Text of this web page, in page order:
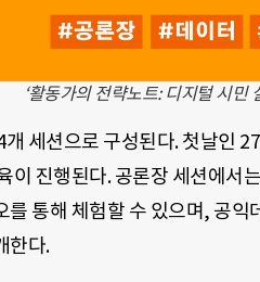
‘활동가의 전략노트: 디지털 시민
개 세션으로 구성된다. 첫날인
이 진행된다. 공론장 세션에서
를 통해 체험할 수 있으며, 공
한다.